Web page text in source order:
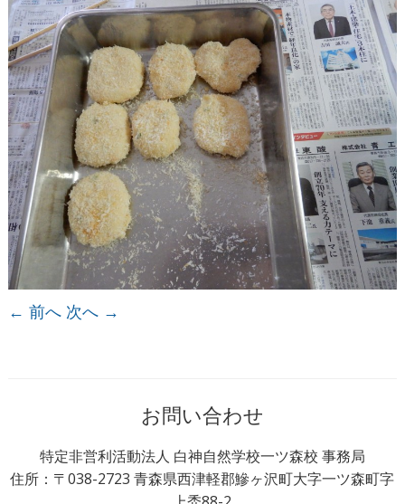
← 前へ 次へ →
お問い合わせ
特定非営利活動法人 白神自然学校一ツ森校 事務局
住所：〒038-2723 青森県西津軽郡鰺ヶ沢町大字一ツ森町字